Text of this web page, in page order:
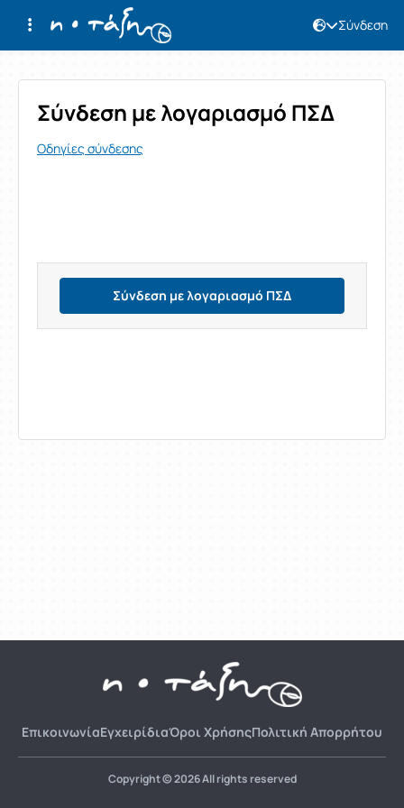
Σύνδεση
Σύνδεση
Σύνδεση με λογαριασμό ΠΣΔ
Οδηγίες σύνδεσης
Σύνδεση με λογαριασμό ΠΣΔ
ΕπικοινωνίαΕγχειρίδιαΌροι ΧρήσηςΠολιτική Απορρήτου
Copyright © 2026 All rights reserved